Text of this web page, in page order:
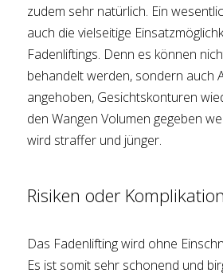
zudem sehr natürlich. Ein
auch die vielseitige
Fadenliftings. Denn es können
behandelt werden, sondern auch
angehoben, Gesichtskonturen
den Wangen Volumen gegeben
wird straffer und jünger.
Risiken oder
Das Fadenlifting wird ohne
Es ist somit sehr schonend und